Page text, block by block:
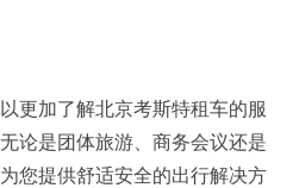
加了解北京考斯特租车的服
论是团体旅游、商务会议还是
您提供舒适安全的出行解决方